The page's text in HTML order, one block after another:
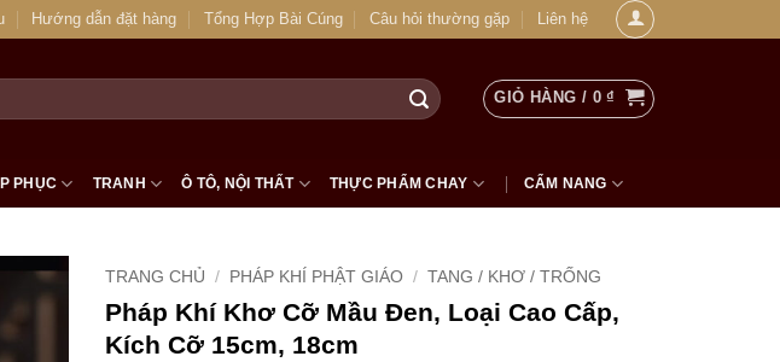
Hướng dẫn đặt hàng Tổng Hợp Bài Cúng Câu hỏi thường gặp Liên hệ
GIỎ HÀNG / 0₫
PHỤC TRANH Ô TÔ, NỘI THẤT THỰC PHẨM CHAY CẨM NANG
TRANG CHỦ / PHÁP KHÍ PHẬT GIÁO / TANG / KHƠ / TRỐNG
Pháp Khí Khơ Cỡ Mầu Đen, Loại Cao Cấp,
Kích Cỡ 15cm, 18cm